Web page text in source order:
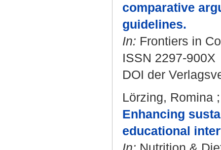
comparative
guidelines.
In: Frontiers in
ISSN 2297-900X
DOI der
Lörzing, Romina
Enhancing
educational